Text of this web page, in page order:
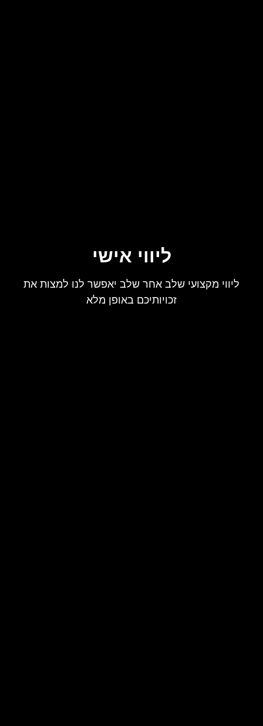
ליווי אישי
ליווי מקצועי שלב אחר שלב יאפשר לנו למצות את
זכויותיכם באופן מלא